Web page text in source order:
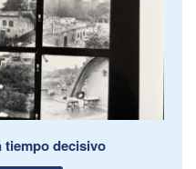
tiempo decisivo